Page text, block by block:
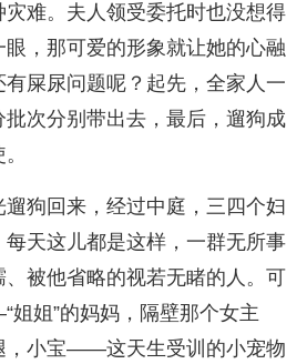
难。夫人领受委托时也没想得
，那可爱的形象就让她的心融
屎尿问题呢？起先，全家人一
批次分别带出去，最后，遛狗成
狗回来，经过中庭，三四个妇
天这儿都是这样，一群无所事
被他省略的视若无睹的人。可
姐”的妈妈，隔壁那个女主
，小宝——这天生受训的小宠物